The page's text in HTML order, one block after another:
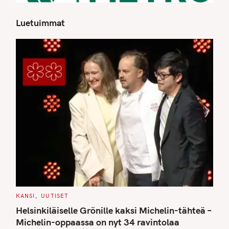
Luetuimmat
C
T
E
G
O
KANSI UUTISET
Helsinkiläiselle Grönille kaksi Michelin-tähteä –
Michelin-oppaassa on nyt 34 ravintolaa
S
e
a